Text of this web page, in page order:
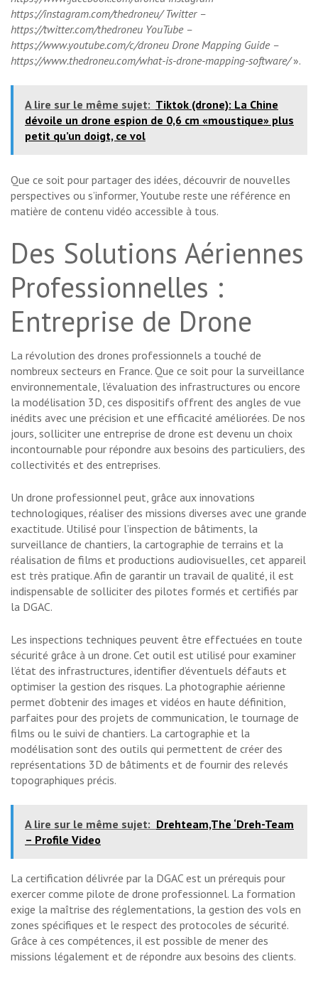
https://instagram.com/thedroneu/ Twitter –
https://twitter.com/thedroneu YouTube –
https://www.youtube.com/c/droneu Drone Mapping Guide –
https://www.thedroneu.com/what-is-drone-mapping-software/».
A lire sur le même sujet: Tiktok (drone): La Chine
dévoile un drone espion de 0,6 cm «moustique» plus
petit qu’un doigt, ce vol
Que ce soit pour partager des idées, découvrir de nouvelles
perspectives ou s’informer, Youtube reste une référence en
matière de contenu vidéo accessible à tous.
Des Solutions Aériennes
Professionnelles :
Entreprise de Drone
La révolution des drones professionnels a touché de
nombreux secteurs en France. Que ce soit pour la surveillance
environnementale, l’évaluation des infrastructures ou encore
la modélisation 3D, ces dispositifs offrent des angles de vue
inédits avec une précision et une efficacité améliorées. De nos
jours, solliciter une entreprise de drone est devenu un choix
incontournable pour répondre aux besoins des particuliers, des
collectivités et des entreprises.
Un drone professionnel peut, grâce aux innovations
technologiques, réaliser des missions diverses avec une grande
exactitude. Utilisé pour l’inspection de bâtiments, la
surveillance de chantiers, la cartographie de terrains et la
réalisation de films et productions audiovisuelles, cet appareil
est très pratique. Afin de garantir un travail de qualité, il est
indispensable de solliciter des pilotes formés et certifiés par
la DGAC.
Les inspections techniques peuvent être effectuées en toute
sécurité grâce à un drone. Cet outil est utilisé pour examiner
l’état des infrastructures, identifier d’éventuels défauts et
optimiser la gestion des risques. La photographie aérienne
permet d’obtenir des images et vidéos en haute définition,
parfaites pour des projets de communication, le tournage de
films ou le suivi de chantiers. La cartographie et la
modélisation sont des outils qui permettent de créer des
représentations 3D de bâtiments et de fournir des relevés
topographiques précis.
A lire sur le même sujet: Drehteam,The ‘Dreh-Team
– Profile Video
La certification délivrée par la DGAC est un prérequis pour
exercer comme pilote de drone professionnel. La formation
exige la maîtrise des réglementations, la gestion des vols en
zones spécifiques et le respect des protocoles de sécurité.
Grâce à ces compétences, il est possible de mener des
missions légalement et de répondre aux besoins des clients.